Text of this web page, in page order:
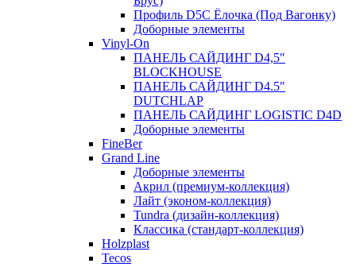
Профиль D5C Ёлочка (Под Вагонку)
Доборные элементы
Vinyl-On
ПАНЕЛЬ САЙДИНГ D4,5″
BLOCKHOUSE
ПАНЕЛЬ САЙДИНГ D4.5″
DUTCHLAP
ПАНЕЛЬ САЙДИНГ LOGISTIC D4D
Доборные элементы
FineBer
Grand Line
Доборные элементы
Акрил (премиум-коллекция)
Лайт (эконом-коллекция)
Tundra (дизайн-коллекция)
Классика (стандарт-коллекция)
Holzplast
Tecos